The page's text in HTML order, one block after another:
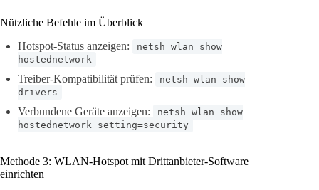
Nützliche Befehle im Überblick
Hotspot-Status anzeigen:
netsh wlan show
hostednetwork
Treiber-Kompatibilität prüfen:
netsh wlan show
drivers
Verbundene Geräte anzeigen:
netsh wlan show
hostednetwork setting=security
Methode 3: WLAN-Hotspot mit Drittanbieter-Software
einrichten